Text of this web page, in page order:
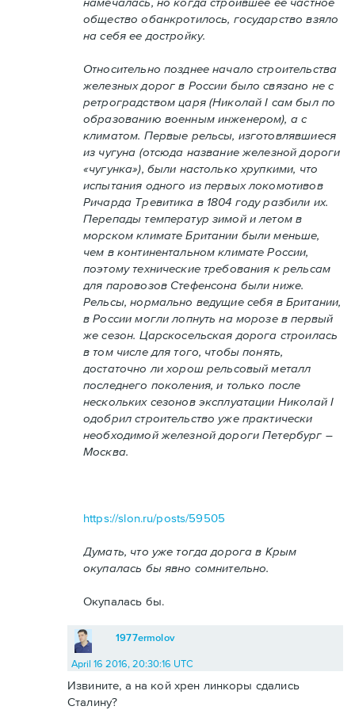
общество обанкротилось, государство взяло
на себя ее достройку.
Относительно позднее начало строительства
железных дорог в России было связано не с
ретроградством царя (Николай I сам был по
образованию военным инженером), а с
климатом. Первые рельсы, изготовлявшиеся
из чугуна (отсюда название железной дороги
«чугунка»), были настолько хрупкими, что
испытания одного из первых локомотивов
Ричарда Тревитика в 1804 году разбили их.
Перепады температур зимой и летом в
морском климате Британии были меньше,
чем в континентальном климате России,
поэтому технические требования к рельсам
для паровозов Стефенсона были ниже.
Рельсы, нормально ведущие себя в Британии,
в России могли лопнуть на морозе в первый
же сезон. Царскосельская дорога строилась
в том числе для того, чтобы понять,
достаточно ли хорош рельсовый металл
последнего поколения, и только после
нескольких сезонов эксплуатации Николай I
одобрил строительство уже практически
необходимой железной дороги Петербург –
Москва.
https://slon.ru/posts/59505
Думать, что уже тогда дорога в Крым
окупалась бы явно сомнительно.
Окупалась бы.
1977ermolov
April 16 2016, 20:30:16 UTC
Извините, а на кой хрен линкоры сдались
Сталину?